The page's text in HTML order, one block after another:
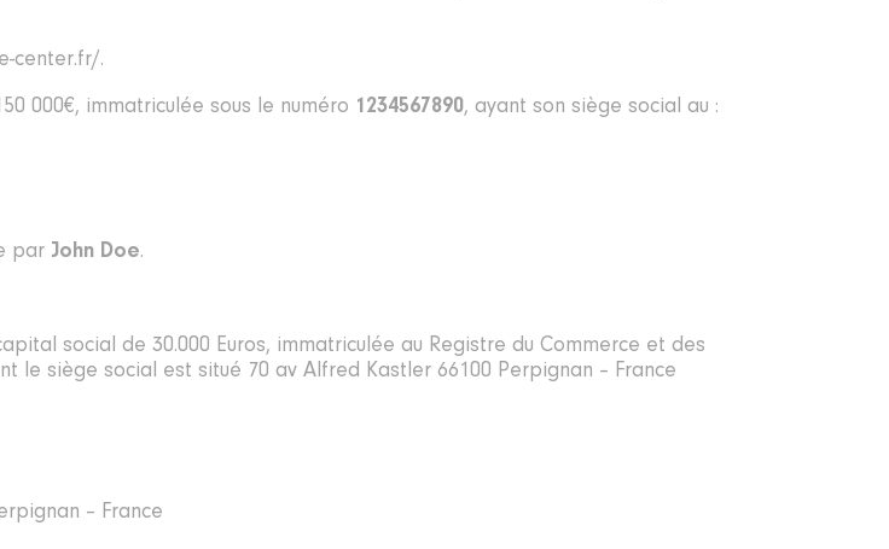
center.fr/.
000€, immatriculée sous le numéro 1234567890, ayant son siège social au :
par John Doe.
social de 30.000 Euros, immatriculée au Registre du Commerce et des
le siège social est situé 70 av Alfred Kastler 66100 Perpignan – France
– France